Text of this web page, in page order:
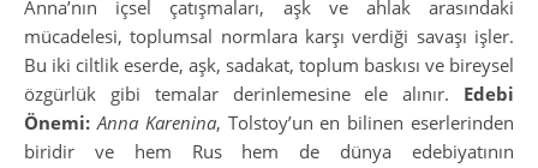
Anna’nın içsel çatışmaları, aşk ve ahlak arasındaki
mücadelesi, toplumsal normlara karşı verdiği savaşı işler.
Bu iki ciltlik eserde, aşk, sadakat, toplum baskısı ve bireysel
özgürlük gibi temalar derinlemesine ele alınır. Edebi
Önemi: Anna Karenina, Tolstoy’un en bilinen eserlerinden
biridir ve hem Rus hem de dünya edebiyatının